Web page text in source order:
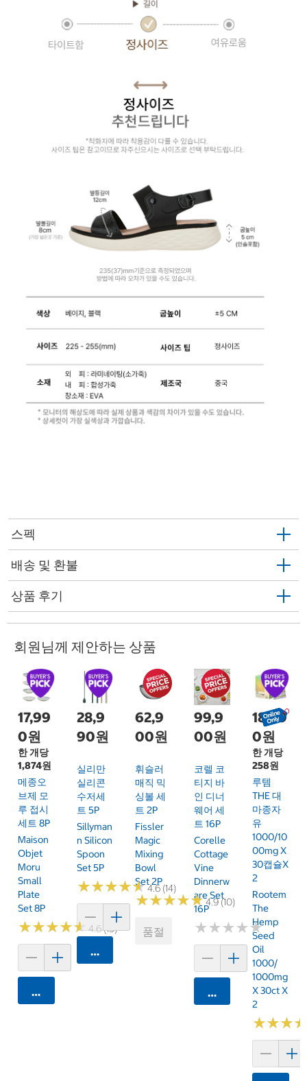
스펙
배송 및 환불
상품 후기
회원님께 제안하는 상품
17,99
0원
한 개당
1,874원
메종오
브제 모
루 접시
세트 8P
Maison
Objet
Moru
Small
Plate
Set 8P
★★★★★
★★★★★4.6 (15)
카트에 담기
28,9
90원
실리만
실리콘
수저세
트 5P
Sillyman
N Silicon
Spoon
Set 5P
★★★★★
★★★★★4.6 (14)
카트에 담기
62,9
00원
휘슬러
매직 믹
싱볼 세
트 2P
Fissler
Magic
Mixing
Bowl
Set 2P
★★★★★
★★★★★4.9 (10)
품절
99,9
00원
코렐 코
티지 바
인 디너
웨어 세
트 16P
Corelle
Cottage
Vine
Dinnerw
Are Set
16P
★★★★★
★★★★★
카트에 담기
18,99
0원
한 개당
258원
루템
THE 대
마종자
유
1000/10
00mg X
30캡슐x
2
Rootem
The
Hemp
Seed
Oil
1000/
1000mg
X 30ct X
2
★★★
★★★